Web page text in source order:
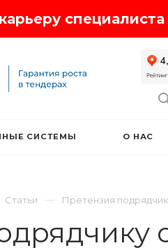
СИСТЕМЫ О НАС
Статьи Претензия